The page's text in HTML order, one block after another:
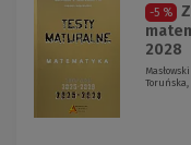
-5 %
2028
Toruńska,